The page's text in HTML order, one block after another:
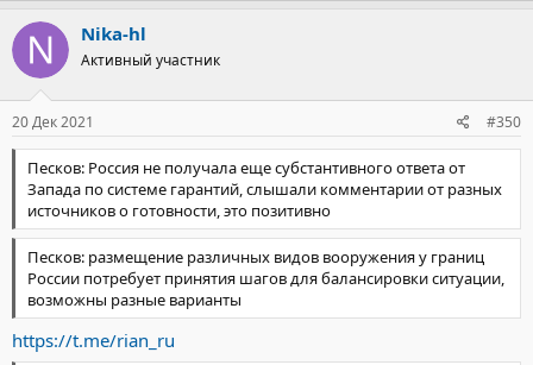
Nika-hl
Активный участник
20 Дек 2021 #350
Песков: Россия не получала еще субстантивного ответа от
Запада по системе гарантий, слышали комментарии от разных
источников о готовности, это позитивно
Песков: размещение различных видов вооружения у границ
России потребует принятия шагов для балансировки ситуации,
возможны разные варианты
https://t.me/rian_ru